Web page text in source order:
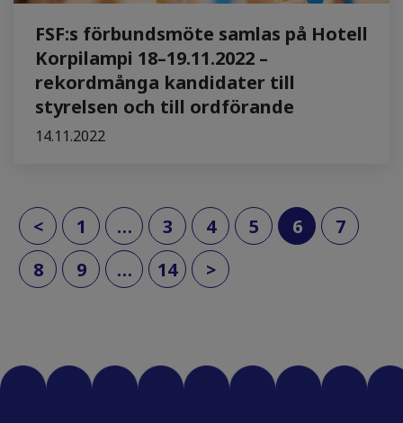
FSF:s förbundsmöte samlas på Hotell
Korpilampi 18–19.11.2022 –
rekordmånga kandidater till
styrelsen och till ordförande
14.11.2022
< 1 … 3 4 5 6(current)
7
8
9 … 14 >